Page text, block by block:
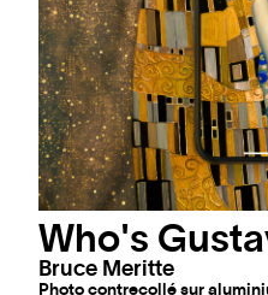
Who's
Bruce Meritte
Photo contrecollé sur